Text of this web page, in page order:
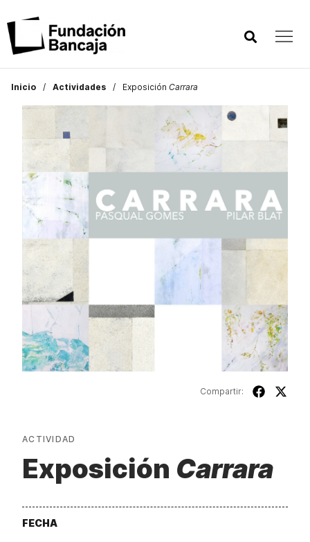
Inicio Actividades Exposición Carrara
Compartir:
ACTIVIDAD
Exposición Carrara
FECHA